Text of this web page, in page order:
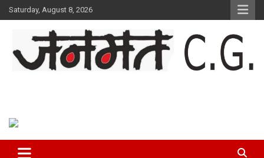
Skip
to
Saturday, August 8, 2026